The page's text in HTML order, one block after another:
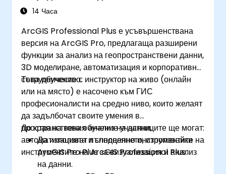
14 Часа
ArcGIS Professional Plus е усъвършенствана
версия на ArcGIS Pro, предлагаща разширени
функции за анализ на геопространствени данни,
3D моделиране, автоматизация и корпоративно
сътрудничество.
Това обучение с инструктор на живо (онлайн
или на място) е насочено към ГИС
професионалисти на средно ниво, които желаят
да задълбочат своите умения в
пространствения анализ на данни,
автоматизацията и споделянето, използвайки
инструментите на ArcGIS Professional Plus.
До края на това обучение участниците ще могат:
Да използват пълноценно инструментите на
ArcGIS Pro Plus за визуализация и анализ
на данни.